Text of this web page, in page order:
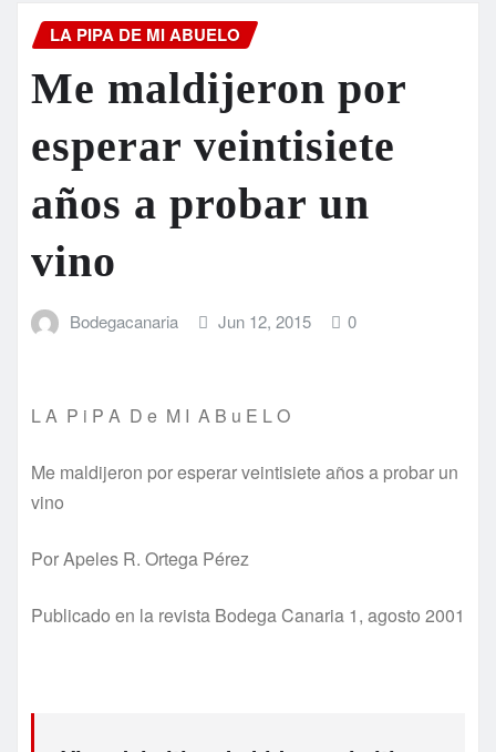
LA PIPA DE MI ABUELO
Me maldijeron por
esperar veintisiete
años a probar un
vino
Bodegacanaria Jun 12, 2015 0
L A P i P A D e M I A B u E L O
Me maldijeron por esperar veintisiete años a probar un
vino
Por Apeles R. Ortega Pérez
Publicado en la revista Bodega Canaria 1, agosto 2001